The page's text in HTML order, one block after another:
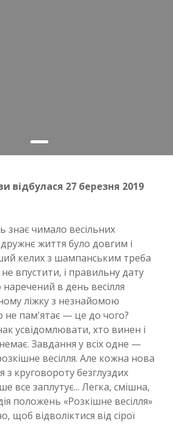
відбулася 27 березня 2019
знає чимало весільних
життя було довгим і
келих з шампанським треба
не впустити, і правильну дату
в день весілля
ліжку з незнайомою
не пам'ятає — це до чого?
усвідомлювати, хто винен і
Завдання у всіх одне —
весілля. Але кожна нова
з круговороту безглуздих
все заплутує... Легка, смішна,
положень «Розкішне весілля»
щоб відволіктися від сірої